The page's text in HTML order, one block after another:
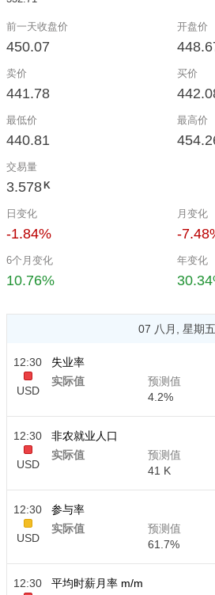
前一天收盘价
450.07
开盘价
卖价
441.78
买价
最低价
440.81
最高价
交易量
3.578 K
日变化
-1.84%
月变化
-
6个月变化
10.76%
年变化
07 八月, 星期五
12:30
USD
失业率
实际值
预测值
4.2%
12:30
USD
非农就业人口
实际值
预测值
41 K
12:30
USD
参与率
实际值
预测值
61.7%
12:30
平均时薪月率 m/m